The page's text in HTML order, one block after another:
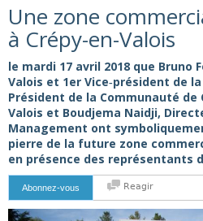
Une zone
à Crépy-en-Valois
le mardi 17 avril 2018 que Bruno
Valois et 1er Vice‐président de la
Président de la Communauté de
Valois et Boudjema Naidji,
Management ont
pierre de la future zone
en présence des représentants
Abonnez-vous Reagir